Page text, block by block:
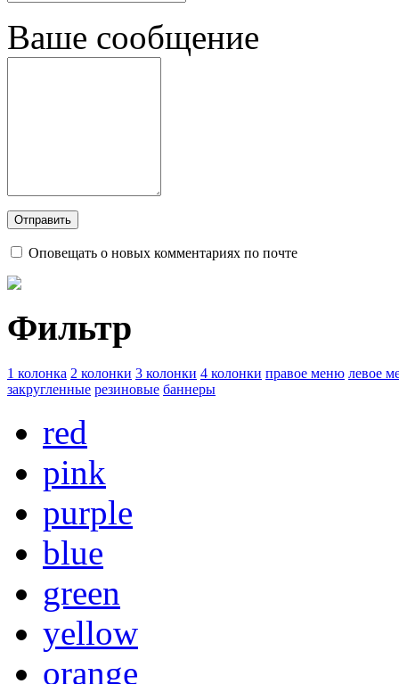
Ваше сообщение
Оповещать о новых комментариях по почте
Фильтр
1 колонка 2 колонки 3 колонки 4 колонки правое меню левое
закругленные резиновые баннеры
red
pink
purple
blue
green
yellow
orange